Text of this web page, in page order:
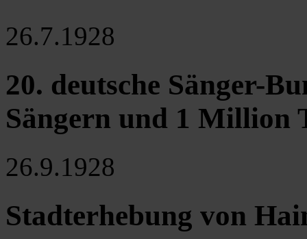
26.7.1928
20. deutsche Sänger-
Sängern und 1 Million
26.9.1928
Stadterhebung von